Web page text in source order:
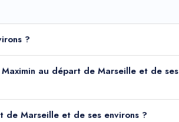
?
au départ de Marseille et de ses
de Marseille et de ses environs ?